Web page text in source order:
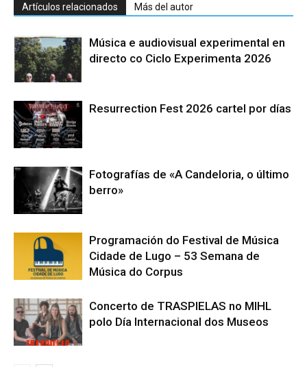
Artículos relacionados Más del autor
Música e audiovisual experimental en
directo co Ciclo Experimenta 2026
Resurrection Fest 2026 cartel por días
Fotografías de «A Candeloria, o último
berro»
Programación do Festival de Música
Cidade de Lugo – 53 Semana de
Música do Corpus
Concerto de TRASPIELAS no MIHL
polo Día Internacional dos Museos